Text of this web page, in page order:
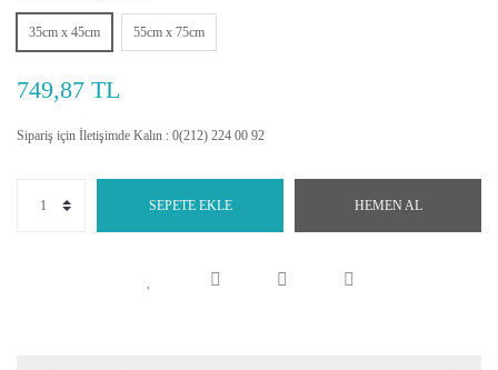
35cm x 45cm 55cm x 75cm
749,87 TL
Sipariş için İletişimde Kalın : 0(212) 224 00 92
SEPETE EKLE HEMEN AL